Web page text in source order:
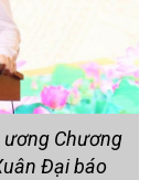
ương Chương
Đại báo